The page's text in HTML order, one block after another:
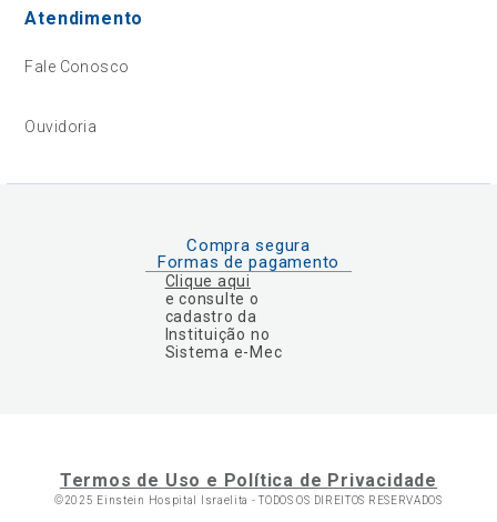
Atendimento
Fale Conosco
Ouvidoria
Compra segura
Formas de pagamento
Clique aqui
e consulte o
cadastro da
Instituição no
Sistema e-Mec
Termos de Uso e Política de Privacidade
©2025 Einstein Hospital Israelita -TODOS OS DIREITOS RESERVADOS